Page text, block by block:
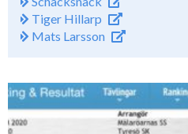
Tiger Hillarp
Mats Larsson